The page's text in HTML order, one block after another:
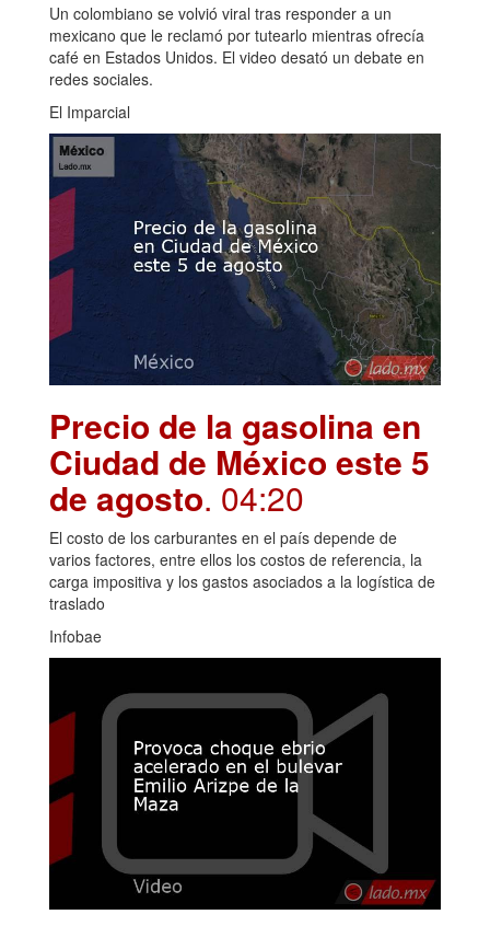
Un colombiano se volvió viral tras responder a un
mexicano que le reclamó por tutearlo mientras ofrecía
café en Estados Unidos. El video desató un debate en
redes sociales.
El Imparcial
Precio de la gasolina en
Ciudad de México este 5
de agosto. 04:20
El costo de los carburantes en el país depende de
varios factores, entre ellos los costos de referencia, la
carga impositiva y los gastos asociados a la logística de
traslado
Infobae